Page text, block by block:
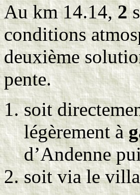
Au km 14.14,2
conditions
deuxième
pente.
soit
légèrement à
d’Andenne
soit via le